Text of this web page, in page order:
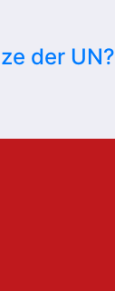
der UN?